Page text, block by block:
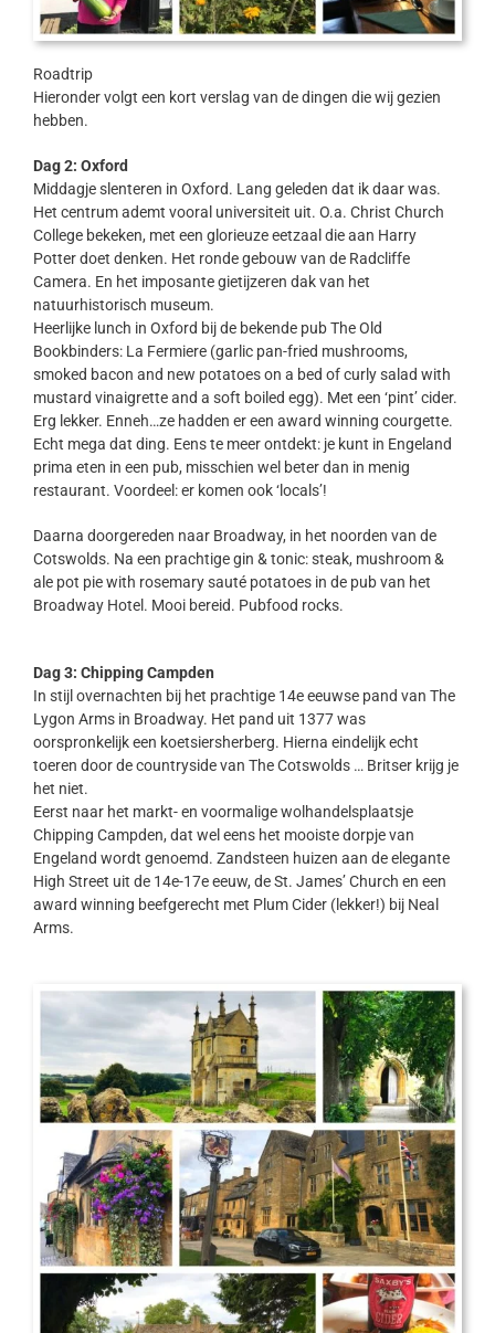
Roadtrip
Hieronder volgt een kort verslag van de dingen die wij gezien
hebben.
Dag 2: Oxford
Middagje slenteren in Oxford. Lang geleden dat ik daar was.
Het centrum ademt vooral universiteit uit. O.a. Christ Church
College bekeken, met een glorieuze eetzaal die aan Harry
Potter doet denken. Het ronde gebouw van de Radcliffe
Camera. En het imposante gietijzeren dak van het
natuurhistorisch museum.
Heerlijke lunch in Oxford bij de bekende pub The Old
Bookbinders: La Fermiere (garlic pan-fried mushrooms,
smoked bacon and new potatoes on a bed of curly salad with
mustard vinaigrette and a soft boiled egg). Met een ‘pint’ cider.
Erg lekker. Enneh…ze hadden er een award winning courgette.
Echt mega dat ding. Eens te meer ontdekt: je kunt in Engeland
prima eten in een pub, misschien wel beter dan in menig
restaurant. Voordeel: er komen ook ‘locals’!
Daarna doorgereden naar Broadway, in het noorden van de
Cotswolds. Na een prachtige gin & tonic: steak, mushroom &
ale pot pie with rosemary sauté potatoes in de pub van het
Broadway Hotel. Mooi bereid. Pubfood rocks.
Dag 3: Chipping Campden
In stijl overnachten bij het prachtige 14e eeuwse pand van The
Lygon Arms in Broadway. Het pand uit 1377 was
oorspronkelijk een koetsiersherberg. Hierna eindelijk echt
toeren door de countryside van The Cotswolds … Britser krijg je
het niet.
Eerst naar het markt- en voormalige wolhandelsplaatsje
Chipping Campden, dat wel eens het mooiste dorpje van
Engeland wordt genoemd. Zandsteen huizen aan de elegante
High Street uit de 14e-17e eeuw, de St. James’ Church en een
award winning beefgerecht met Plum Cider (lekker!) bij Neal
Arms.